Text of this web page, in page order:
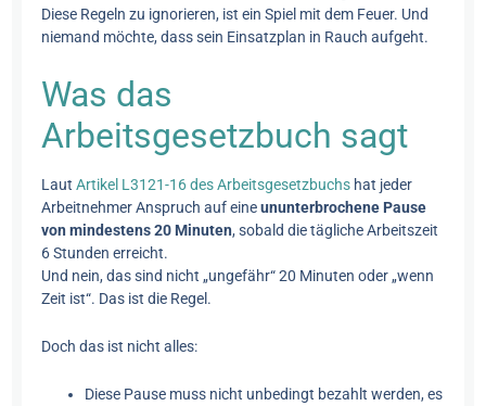
Diese Regeln zu ignorieren, ist ein Spiel mit dem Feuer. Und
niemand möchte, dass sein Einsatzplan in Rauch aufgeht.
Was das
Arbeitsgesetzbuch sagt
LautArtikel L3121-16 des Arbeitsgesetzbuchs hat jeder
Arbeitnehmer Anspruch auf eineununterbrochene Pause
von mindestens 20 Minuten, sobald die tägliche Arbeitszeit
6 Stunden erreicht.
Und nein, das sind nicht „ungefähr“ 20 Minuten oder „wenn
Zeit ist“. Das ist die Regel.
Doch das ist nicht alles:
Diese Pause muss nicht unbedingt bezahlt werden, es